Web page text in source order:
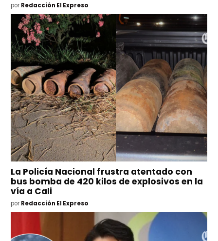
por Redacción El Expreso
La Policía Nacional frustra atentado con
bus bomba de 420 kilos de explosivos en la
vía a Cali
por Redacción El Expreso